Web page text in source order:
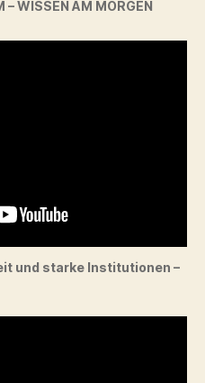
WISSEN AM MORGEN
und starke Institutionen –